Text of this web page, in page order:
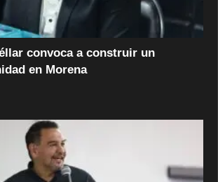
convoca a construir un
en Morena